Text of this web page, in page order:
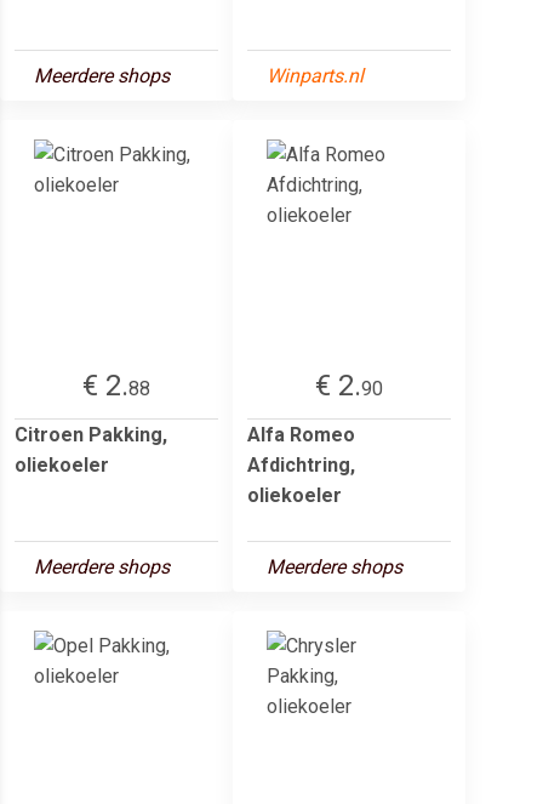
Meerdere shops Winparts.nl
€ 2.88
Citroen Pakking,
oliekoeler
Meerdere shops
€ 2.90
Alfa Romeo
Afdichtring,
oliekoeler
Meerdere shops